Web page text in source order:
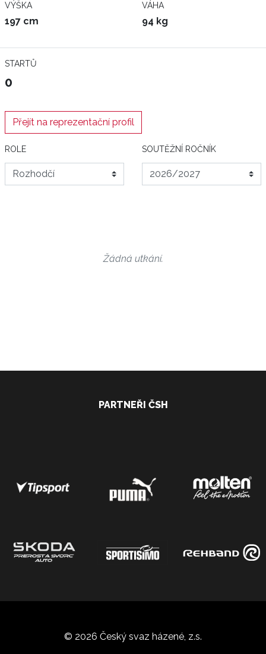
VÝŠKA
197 cm
VÁHA
94 kg
STARTŮ
0
Přejít na reprezentační profil
ROLE SOUTĚŽNÍ ROČNÍK
Žádná utkání.
PARTNEŘI ČSH
© 2026 Český svaz házené, z.s.